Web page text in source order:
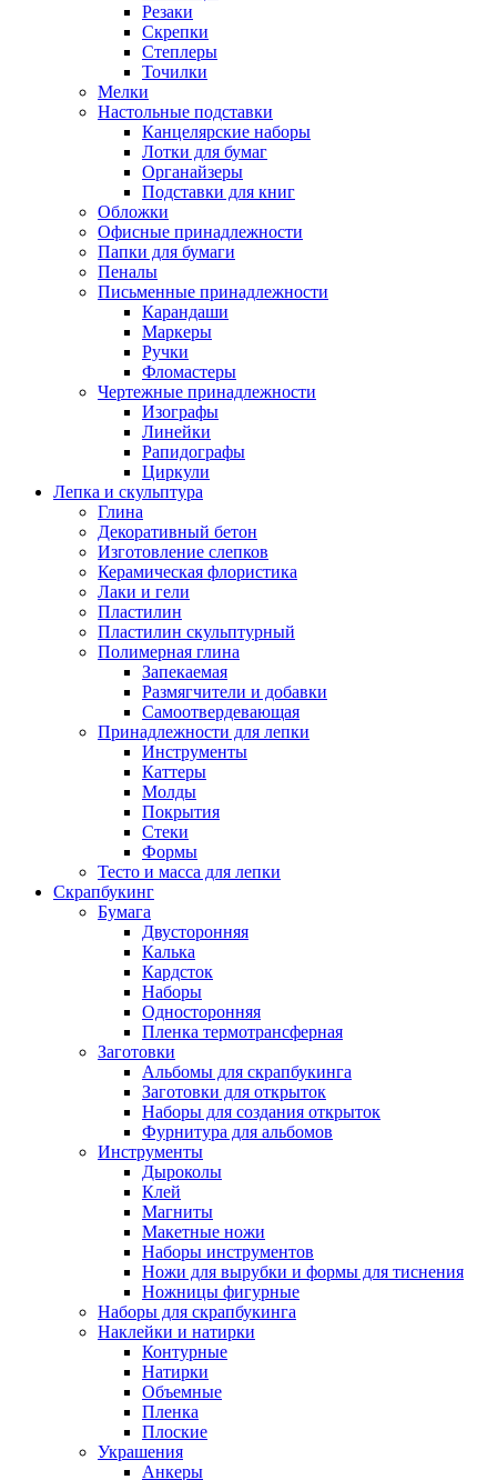
Резаки
Скрепки
Степлеры
Точилки
Мелки
Настольные подставки
Канцелярские наборы
Лотки для бумаг
Органайзеры
Подставки для книг
Обложки
Офисные принадлежности
Папки для бумаги
Пеналы
Письменные принадлежности
Карандаши
Маркеры
Ручки
Фломастеры
Чертежные принадлежности
Изографы
Линейки
Рапидографы
Циркули
Лепка и скульптура
Глина
Декоративный бетон
Изготовление слепков
Керамическая флористика
Лаки и гели
Пластилин
Пластилин скульптурный
Полимерная глина
Запекаемая
Размягчители и добавки
Самоотвердевающая
Принадлежности для лепки
Инструменты
Каттеры
Молды
Покрытия
Стеки
Формы
Тесто и масса для лепки
Скрапбукинг
Бумага
Двусторонняя
Калька
Кардсток
Наборы
Односторонняя
Пленка термотрансферная
Заготовки
Альбомы для скрапбукинга
Заготовки для открыток
Наборы для создания открыток
Фурнитура для альбомов
Инструменты
Дыроколы
Клей
Магниты
Макетные ножи
Наборы инструментов
Ножи для вырубки и формы для тиснения
Ножницы фигурные
Наборы для скрапбукинга
Наклейки и натирки
Контурные
Натирки
Объемные
Пленка
Плоские
Украшения
Анкеры